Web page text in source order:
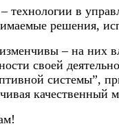
технологии в
решения,
– на них
своей
системы”,